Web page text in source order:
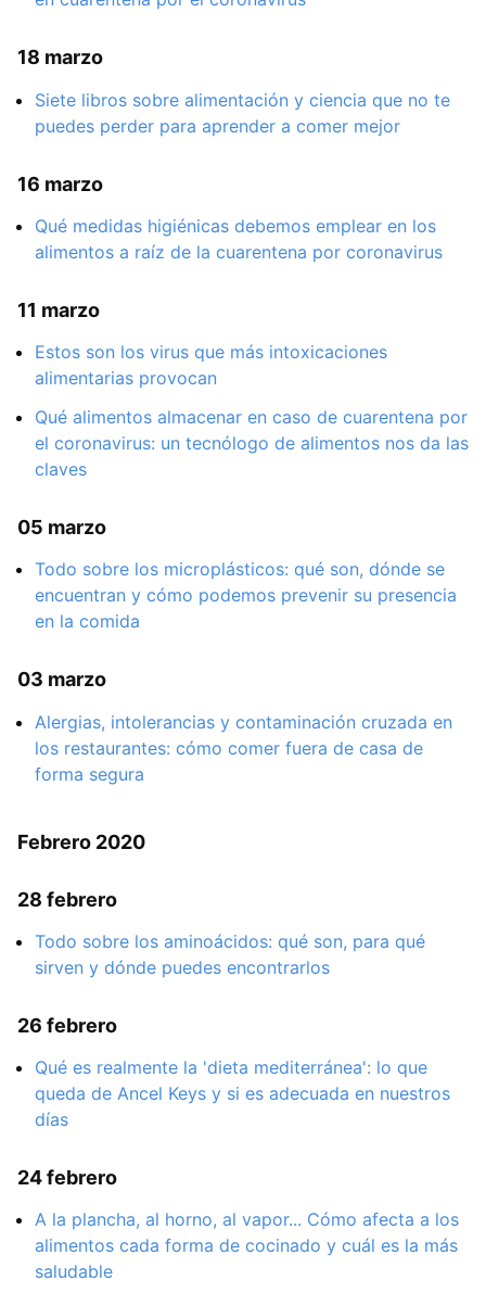
18 marzo
Siete libros sobre alimentación y ciencia que no te
puedes perder para aprender a comer mejor
16 marzo
Qué medidas higiénicas debemos emplear en los
alimentos a raíz de la cuarentena por coronavirus
11 marzo
Estos son los virus que más intoxicaciones
alimentarias provocan
Qué alimentos almacenar en caso de cuarentena por
el coronavirus: un tecnólogo de alimentos nos da las
claves
05 marzo
Todo sobre los microplásticos: qué son, dónde se
encuentran y cómo podemos prevenir su presencia
en la comida
03 marzo
Alergias, intolerancias y contaminación cruzada en
los restaurantes: cómo comer fuera de casa de
forma segura
Febrero 2020
28 febrero
Todo sobre los aminoácidos: qué son, para qué
sirven y dónde puedes encontrarlos
26 febrero
Qué es realmente la 'dieta mediterránea': lo que
queda de Ancel Keys y si es adecuada en nuestros
días
24 febrero
A la plancha, al horno, al vapor... Cómo afecta a los
alimentos cada forma de cocinado y cuál es la más
saludable